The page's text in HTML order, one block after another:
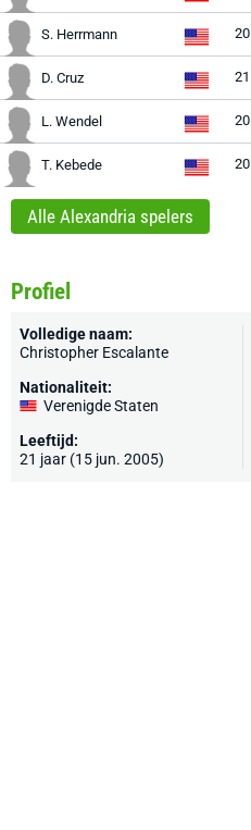
S. Herrmann 20
D. Cruz 21
L. Wendel 20
T. Kebede 20
Alle Alexandria spelers
Profiel
Volledige naam:
Christopher Escalante
Nationaliteit:
Verenigde Staten
Leeftijd:
21 jaar (15 jun. 2005)